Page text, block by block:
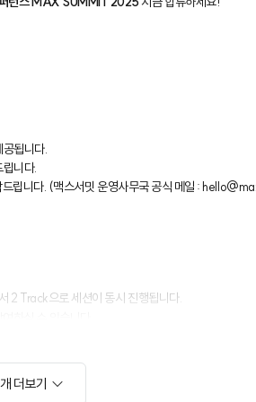
더보기